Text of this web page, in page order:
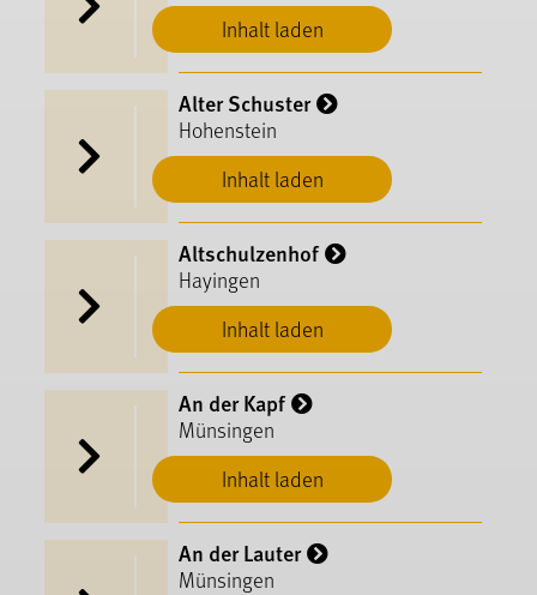
Inhalt laden
Inhalt laden
Alter Schuster
Hohenstein
Inhalt laden
Altschulzenhof
Hayingen
Inhalt laden
An der Kapf
Münsingen
An der Lauter
Münsingen